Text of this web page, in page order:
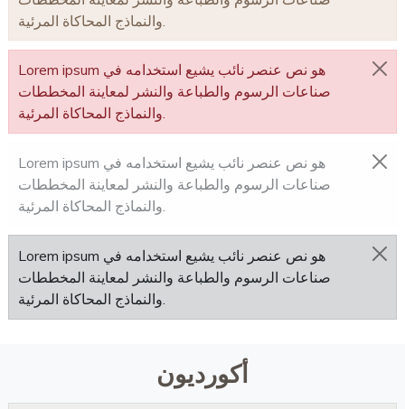
Lorem ipsum هو نص عنصر نائب يشيع استخدامه في
صناعات الرسوم والطباعة والنشر لمعاينة المخططات
والنماذج المحاكاة المرئية.
Lorem ipsum هو نص عنصر نائب يشيع استخدامه في
صناعات الرسوم والطباعة والنشر لمعاينة المخططات
والنماذج المحاكاة المرئية.
Lorem ipsum هو نص عنصر نائب يشيع استخدامه في
صناعات الرسوم والطباعة والنشر لمعاينة المخططات
والنماذج المحاكاة المرئية.
أكورديون